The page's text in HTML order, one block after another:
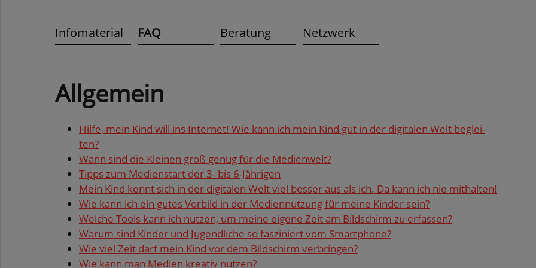
Infomaterial FAQ Beratung Netzwerk
All­ge­mein
Hilfe, mein Kind will ins In­ter­net! Wie kann ich mein Kind gut in der di­gi­ta­len Welt be­glei­
ten?
Wann sind die Klei­nen groß genug für die Me­di­en­welt?
Tipps zum Me­di­en­start der 3- bis 6-Jäh­ri­gen
Mein Kind kennt sich in der di­gi­ta­len Welt viel bes­ser aus als ich. Da kann ich nie mit­hal­ten!
Wie kann ich ein gutes Vor­bild in der Me­di­en­nut­zung für meine Kin­der sein?
Wel­che Tools kann ich nut­zen, um meine ei­ge­ne Zeit am Bild­schirm zu er­fas­sen?
Warum sind Kin­der und Ju­gend­li­che so fas­zi­niert vom Smart­pho­ne?
Wie viel Zeit darf mein Kind vor dem Bild­schirm ver­brin­gen?
Wie kann man Me­di­en krea­tiv nut­zen?